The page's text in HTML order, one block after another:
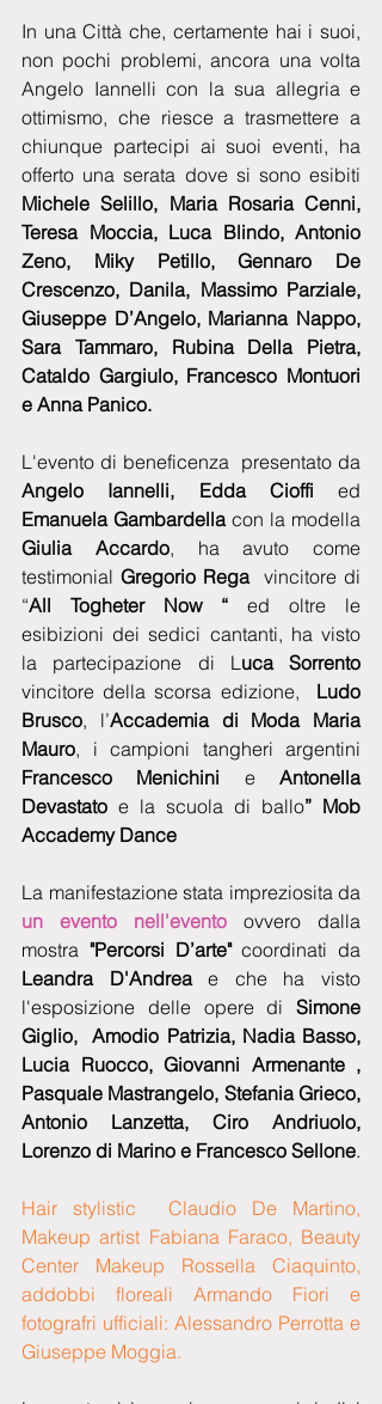
In una Città che, certamente hai i suoi,
non pochi problemi, ancora una volta
Angelo Iannelli con la sua allegria e
ottimismo, che riesce a trasmettere a
chiunque partecipi ai suoi eventi, ha
offerto una serata dove si sono esibiti
Michele Selillo, Maria Rosaria Cenni,
Teresa Moccia, Luca Blindo, Antonio
Zeno, Miky Petillo, Gennaro De
Crescenzo, Danila, Massimo Parziale,
Giuseppe D’Angelo, Marianna Nappo,
Sara Tammaro, Rubina Della Pietra,
Cataldo Gargiulo, Francesco Montuori
e Anna Panico.
Angelo Iannelli, Edda Cioffi
Emanuela Gambardella
Giulia Accardo, ha avuto come
testimonial Gregorio Rega
  vincitore di
“All Togheter Now “ ed oltre le
esibizioni dei sedici cantanti, ha visto
la partecipazione di Luca Sorrento
vincitore della scorsa edizione, Ludo
Brusco, l’Accademia di Moda Maria
Mauro
Francesco Menichini e Antonella
Devastato e la scuola di ballo” Mob
Accademy Dance
un evento nell'evento ovvero dalla
mostra "Percorsi D’arte"
Leandra D'Andrea e che ha visto
l'esposizione delle opere di Simone
Giglio,  Amodio Patrizia, Nadia Basso,
Lucia Ruocco, Giovanni Armenante ,
Pasquale Mastrangelo, Stefania Grieco,
Antonio Lanzetta, Ciro Andriuolo,
Lorenzo di Marino e Francesco Sellone
Hair stylistic  Claudio De Martino,
Makeup artist Fabiana Faraco, Beauty
Center Makeup Rossella Ciaquinto,
addobbi floreali Armando Fiori e
fotografri ufficiali: Alessandro Perrotta e
Giuseppe Moggia.